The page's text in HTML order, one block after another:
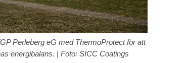
Perleberg eG med ThermoProtect för att
energibalans. | Foto: SICC Coatings